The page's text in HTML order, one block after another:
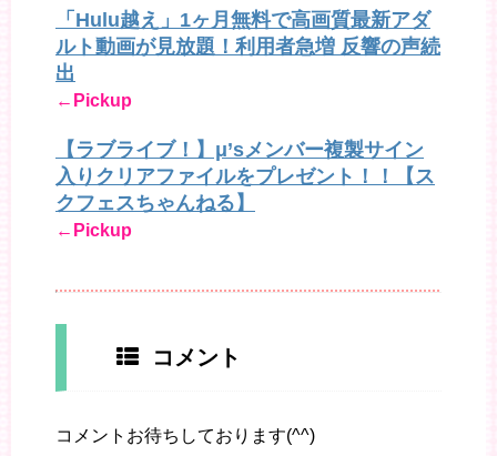
「Hulu越え」1ヶ月無料で高画質最新アダ
ルト動画が見放題！利用者急増 反響の声続
出
←Pickup
【ラブライブ！】μ’sメンバー複製サイン
入りクリアファイルをプレゼント！！【ス
クフェスちゃんねる】
←Pickup
コメント
コメントお待ちしております(^^)